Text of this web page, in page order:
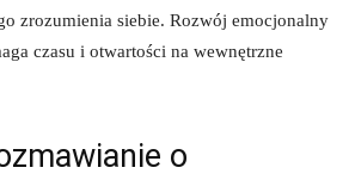
zrozumienia siebie. Rozwój emocjonalny
czasu i otwartości na wewnętrzne
o